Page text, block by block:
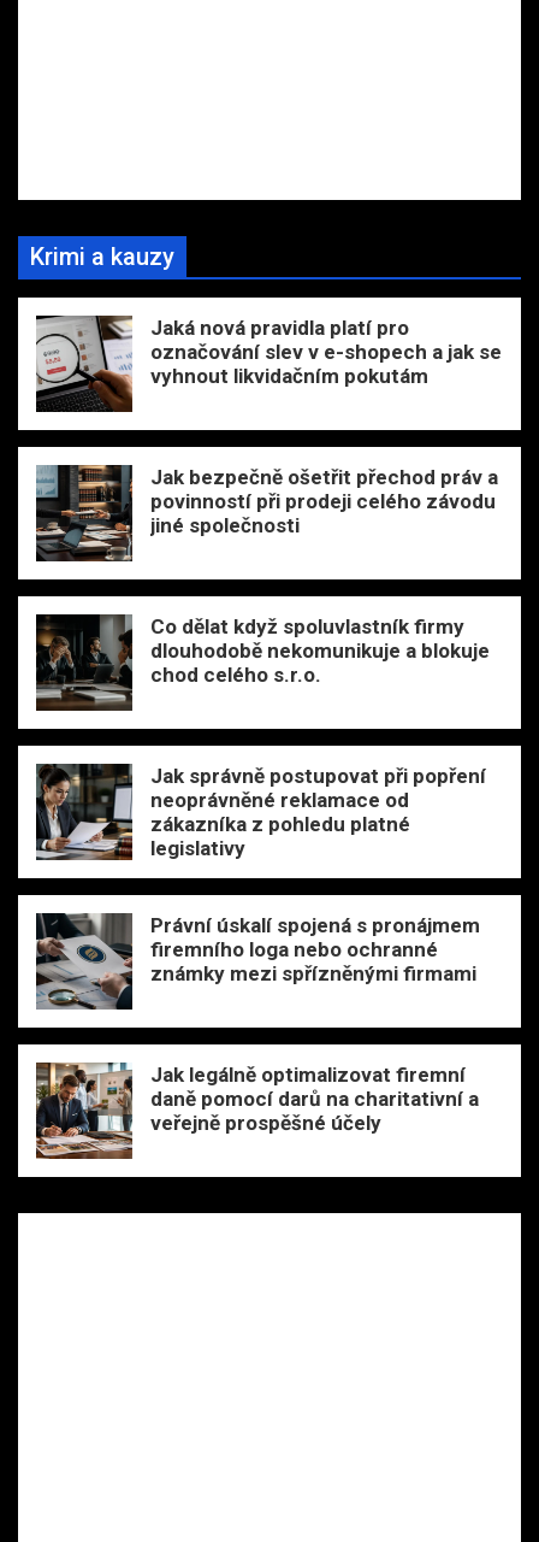
Krimi a kauzy
Jaká nová pravidla platí pro
označování slev v e-shopech a jak se
vyhnout likvidačním pokutám
Jak bezpečně ošetřit přechod práv a
povinností při prodeji celého závodu
jiné společnosti
Co dělat když spoluvlastník firmy
dlouhodobě nekomunikuje a blokuje
chod celého s.r.o.
Jak správně postupovat při popření
neoprávněné reklamace od
zákazníka z pohledu platné
legislativy
Právní úskalí spojená s pronájmem
firemního loga nebo ochranné
známky mezi spřízněnými firmami
Jak legálně optimalizovat firemní
daně pomocí darů na charitativní a
veřejně prospěšné účely